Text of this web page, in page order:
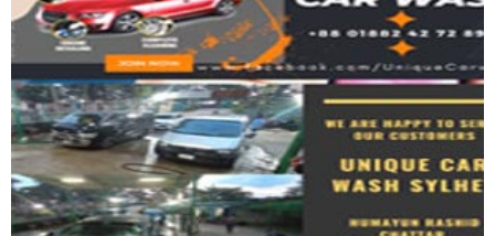
কক্সবাজারে ৫০০ শয্যার মেডিকেল কলেজ হাসপাতালের...